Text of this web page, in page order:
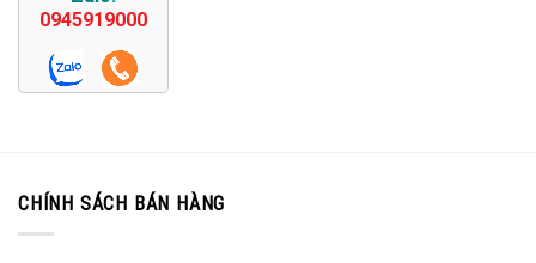
0945919000
CHÍNH SÁCH BÁN HÀNG